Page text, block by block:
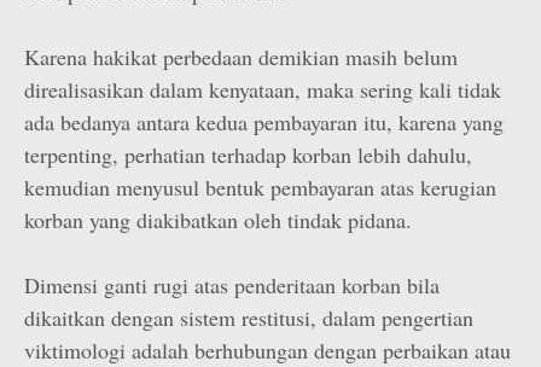
Karena hakikat perbedaan demikian masih belum
direalisasikan dalam kenyataan, maka sering kali tidak
ada bedanya antara kedua pembayaran itu, karena yang
terpenting, perhatian terhadap korban lebih dahulu,
kemudian menyusul bentuk pembayaran atas kerugian
korban yang diakibatkan oleh tindak pidana.
Dimensi ganti rugi atas penderitaan korban bila
dikaitkan dengan sistem restitusi, dalam pengertian
viktimologi adalah berhubungan dengan perbaikan atau